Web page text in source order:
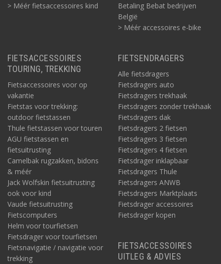
> Méér fietsaccessoires kind
Betaling Bebat bedrijven
België
> Méér accessoires e-bike
FIETSACCESSOIRES
TOURING, TREKKING
Fietsaccessoires voor op
vakantie
Fietstas voor trekking:
outdoor fietstassen
Thule fietstassen voor touren
AGU fietstassen en
fietsuitrusting
Camelbak rugzakken, bidons
& méér
Jack Wolfskin fietsuitrusting
ook voor kind
Vaude fietsuitrusting
Fietscomputers
Helm voor tourfietsen
Fietsdrager voor tourfietsen
Fietsnavigatie / navigatie voor
trekking
FIETSENDRAGERS
Alle fietsdragers
Fietsdragers auto
Fietsdragers trekhaak
Fietsdragers zonder trekhaak
Fietsdragers dak
Fietsdragers 2 fietsen
Fietsdragers 3 fietsen
Fietsdragers 4 fietsen
Fietsdrager inklapbaar
Fietsdragers Thule
Fietsdragers ANWB
Fietsdragers Marktplaats
Fietsdrager accessoires
Fietsdrager kopen
FIETSACCESSOIRES
UITLEG & ADVIES